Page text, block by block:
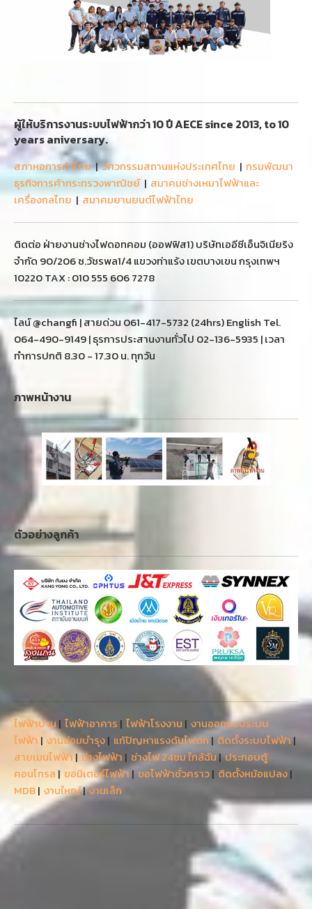
ผู้ให้บริการงานระบบไฟฟ้ากว่า 10 ปี AECE since 2013, to 10
years aniversary.
สภาหอการค้าไทย|วิศวกรรมสถานแห่งประเทศไทย | กรมพัฒนา
ธุรกิจการค้ากระทรวงพาณิชย์| สมาคมช่างเหมาไฟฟ้าและ
เครื่องกลไทย | สมาคมยานยนต์ไฟฟ้าไทย
ติดต่อ ฝ่ายงานช่างไฟดอทคอม (ออฟฟิส1) บริษัทเออีซีเอ็นจิเนียริง
จำกัด 90/206 ซ.วัชรพล1/4 แขวงท่าแร้ง เขตบางเขน กรุงเทพฯ
10220 TAX : 010 555 606 7278
ไลน์ @changfi | สายด่วน 061-417-5732 (24hrs) English Tel.
064-490-9149 | ธุรการประสานงานทั่วไป 02-136-5935 | เวลา
ทำการปกติ 8.30 - 17.30 น. ทุกวัน
ภาพหน้างาน
ตัวอย่างลูกค้า
ไฟฟ้าบ้าน| ไฟฟ้าอาคาร | ไฟฟ้าโรงงาน | งานออกแบบระบบ
ไฟฟ้า | งานซ่อมบำรุง| แก้ปัญหาแรงดันไฟตก | ติดตั้งระบบไฟฟ้า|
สายเมนไฟฟ้า|ช่างไฟฟ้า | ช่างไฟ 24ชม ใกล้ฉัน|ประกอบตู้
คอนโทรล | ขอมิเตอร์ไฟฟ้า | ขอไฟฟ้าชั่วคราว| ติดตั้งหม้อแปลง|
MDB| งานใหญ่|งานเล็ก